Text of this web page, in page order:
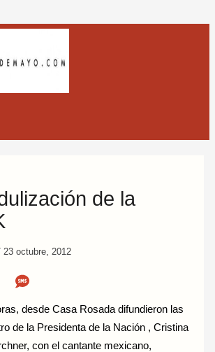
de la
23 octubre, 2012
desde Casa Rosada difundieron las
de la Presidenta de la Nación , Cristina
con el cantante mexicano,